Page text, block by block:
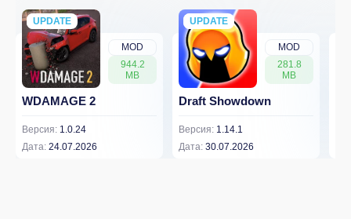
MOD
944.2
MB
UPDATE
NEW
WDAMAGE 2
Версия: 1.0.24
Дата: 24.07.2026
MOD
281.8
MB
UPDATE
NEW
Draft Showdown
Версия: 1.14.1
Дата: 30.07.2026